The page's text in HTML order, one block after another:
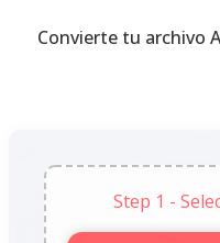
Convierte tu archivo
Step 1 -